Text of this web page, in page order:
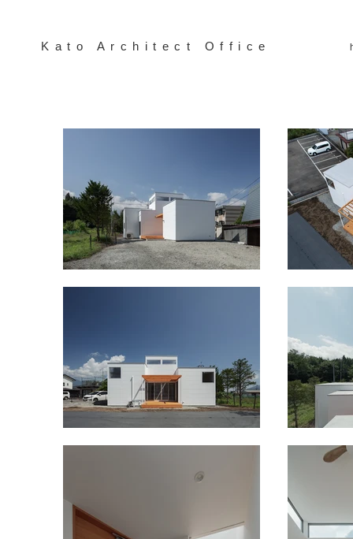
Kato Architect Office